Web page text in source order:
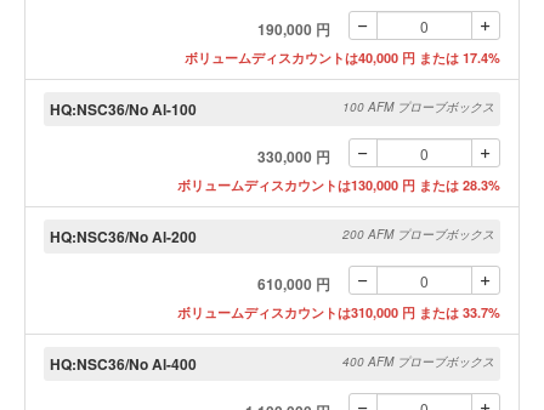
190,000 円
ボリュームディスカウントは40,000 円 または 17.4%
HQ:NSC36/No Al-100 100 AFM プローブボックス
330,000 円
ボリュームディスカウントは130,000 円 または 28.3%
HQ:NSC36/No Al-200 200 AFM プローブボックス
610,000 円
ボリュームディスカウントは310,000 円 または 33.7%
HQ:NSC36/No Al-400 400 AFM プローブボックス